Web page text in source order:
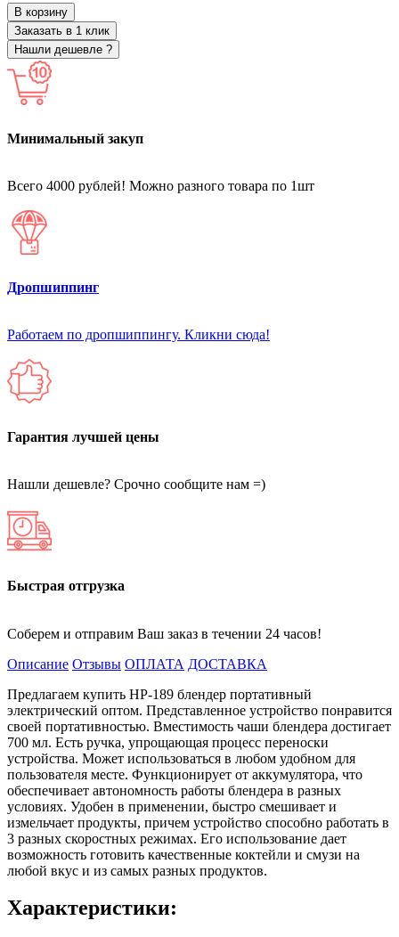
В корзину
Заказать в 1 клик
Нашли дешевле ?
Минимальный закуп
Всего 4000 рублей! Можно разного товара по 1шт
Дропшиппинг
Работаем по дропшиппингу. Кликни сюда!
Гарантия лучшей цены
Нашли дешевле? Срочно сообщите нам =)
Быстрая отгрузка
Соберем и отправим Ваш заказ в течении 24 часов!
Описание Отзывы ОПЛАТА ДОСТАВКА
Предлагаем купить HP-189 блендер портативный
электрический оптом. Представленное устройство понравится
своей портативностью. Вместимость чаши блендера достигает
700 мл. Есть ручка, упрощающая процесс переноски
устройства. Может использоваться в любом удобном для
пользователя месте. Функционирует от аккумулятора, что
обеспечивает автономность работы блендера в разных
условиях. Удобен в применении, быстро смешивает и
измельчает продукты, причем устройство способно работать в
3 разных скоростных режимах. Его использование дает
возможность готовить качественные коктейли и смузи на
любой вкус и из самых разных продуктов.
Характеристики: